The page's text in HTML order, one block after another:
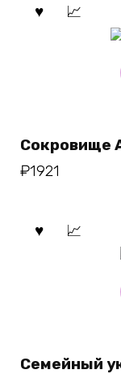
Сокровище
₽1921
Семейный